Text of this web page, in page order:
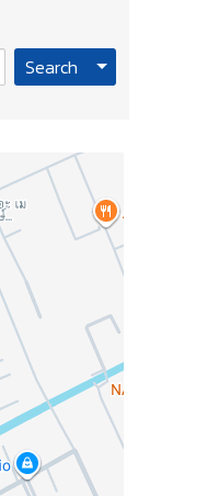
Search Toggle